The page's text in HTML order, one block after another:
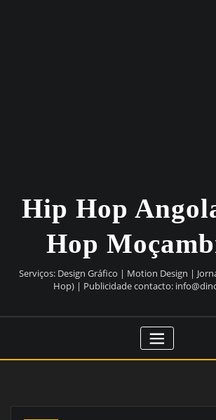
Hip Hop
Hop
Serviços: Design Gráfico | Motion Design |
Hop) | Publicidade contacto: